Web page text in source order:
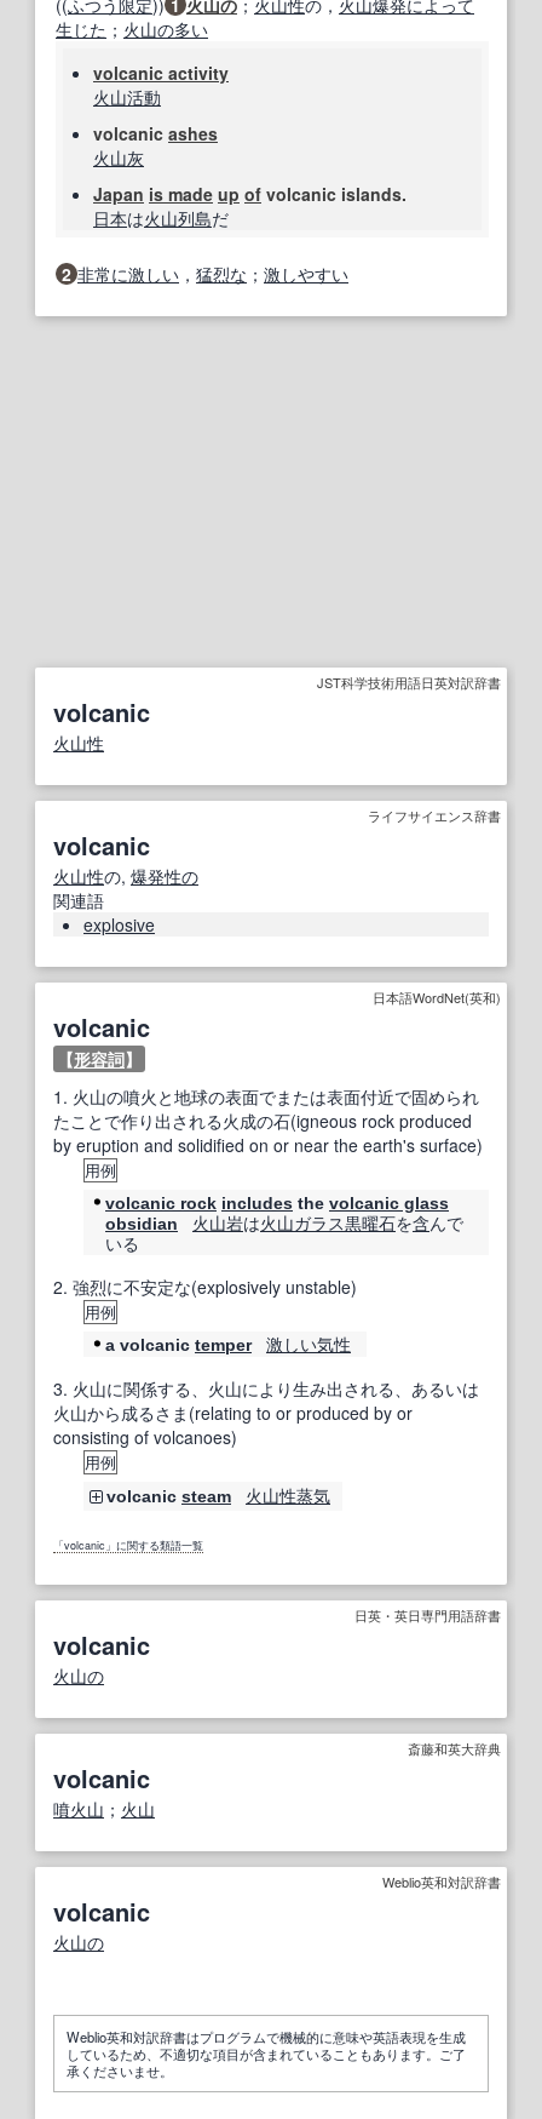
((ふつう 限定)) 1 火山の ； 火山性の， 火山爆発によって
生じた ； 火山の多い
volcanic activity
火山活動
volcanic ashes
火山灰
Japan is made up of volcanic islands.
日本は火山列島だ
2 非常に激しい ， 猛烈な ； 激しやすい
JST科学技術用語日英対訳辞書
volcanic
火山性
ライフサイエンス辞書
volcanic
火山性の, 爆発性の
関連語
explosive
日本語WordNet(英和)
volcanic
【形容詞】
1. 火山の噴火と地球の表面でまたは表面付近で固められ
たことで作り出される火成の石(igneous rock produced
by eruption and solidified on or near the earth's surface)
用例
volcanic rock includes the volcanic glass
obsidian
火山岩は火山ガラス黒曜石を含んで
いる
2. 強烈に不安定な(explosively unstable)
用例
a volcanic temper
激しい気性
3. 火山に関係する、火山により生み出される、あるいは
火山から成るさま(relating to or produced by or
consisting of volcanoes)
用例
volcanic steam 火山性蒸気
「volcanic」に関する類語一覧
日英・英日専門用語辞書
volcanic
火山の
斎藤和英大辞典
volcanic
噴火山 ； 火山
Weblio英和対訳辞書
volcanic
火山の
Weblio英和対訳辞書はプログラムで機械的に意味や英語表現を生成
しているため、不適切な項目が含まれていることもあります。ご了
承くださいませ。